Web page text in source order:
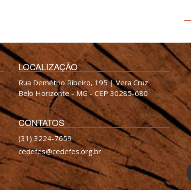
LOCALIZAÇÃO
Rua Demétrio Ribeiro, 195 | Vera Cruz
Belo Horizonte - MG - CEP 30285-680
CONTATOS
(31) 3224-7659
cedefes@cedefes.org.br